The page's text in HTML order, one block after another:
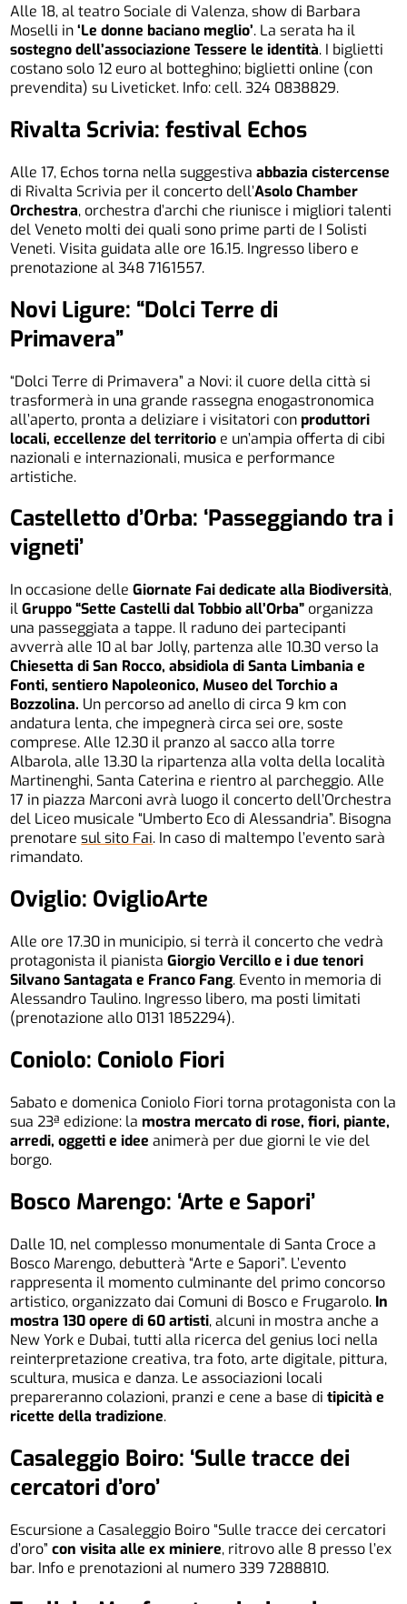
Alle 18, al teatro Sociale di Valenza, show di Barbara
Moselli in‘Le donne baciano meglio’. La serata ha il
sostegno dell’associazione Tessere le identità. I biglietti
costano solo 12 euro al botteghino; biglietti online (con
prevendita) su Liveticket. Info: cell. 324 0838829.
Rivalta Scrivia: festival Echos
Alle 17, Echos torna nella suggestivaabbazia cistercense
di Rivalta Scrivia per il concerto dell’Asolo Chamber
Orchestra, orchestra d’archi che riunisce i migliori talenti
del Veneto molti dei quali sono prime parti de I Solisti
Veneti. Visita guidata alle ore 16.15. Ingresso libero e
prenotazione al 348 7161557.
Novi Ligure: “Dolci Terre di
Primavera”
“Dolci Terre di Primavera” a Novi: il cuore della città si
trasformerà in una grande rassegna enogastronomica
all’aperto, pronta a deliziare i visitatori conproduttori
locali, eccellenze del territorio e un’ampia offerta di cibi
nazionali e internazionali, musica e performance
artistiche.
Castelletto d’Orba: ‘Passeggiando tra i
vigneti’
In occasione delleGiornate Fai dedicate alla Biodiversità,
ilGruppo “Sette Castelli dal Tobbio all’Orba” organizza
una passeggiata a tappe. Il raduno dei partecipanti
avverrà alle 10 al bar Jolly, partenza alle 10.30 verso la
Chiesetta di San Rocco, absidiola di Santa Limbania e
Fonti, sentiero Napoleonico, Museo del Torchio a
Bozzolina. Un percorso ad anello di circa 9 km con
andatura lenta, che impegnerà circa sei ore, soste
comprese. Alle 12.30 il pranzo al sacco alla torre
Albarola, alle 13.30 la ripartenza alla volta della località
Martinenghi, Santa Caterina e rientro al parcheggio. Alle
17 in piazza Marconi avrà luogo il concerto dell’Orchestra
del Liceo musicale “Umberto Eco di Alessandria”. Bisogna
prenotaresul sito Fai. In caso di maltempo l’evento sarà
rimandato.
Oviglio: OviglioArte
Alle ore 17.30 in municipio, si terrà il concerto che vedrà
protagonista il pianista Giorgio Vercillo e i due tenori
Silvano Santagata e Franco Fang. Evento in memoria di
Alessandro Taulino. Ingresso libero, ma posti limitati
(prenotazione allo 0131 1852294).
Coniolo: Coniolo Fiori
Sabato e domenica Coniolo Fiori torna protagonista con la
sua 23ª edizione: lamostra mercato di rose, fiori, piante,
arredi, oggetti e idee animerà per due giorni le vie del
borgo.
Bosco Marengo: ‘Arte e Sapori’
Dalle 10, nel complesso monumentale di Santa Croce a
Bosco Marengo, debutterà “Arte e Sapori”. L’evento
rappresenta il momento culminante del primo concorso
artistico, organizzato dai Comuni di Bosco e Frugarolo. In
mostra 130 opere di 60 artisti, alcuni in mostra anche a
New York e Dubai, tutti alla ricerca del genius loci nella
reinterpretazione creativa, tra foto, arte digitale, pittura,
scultura, musica e danza. Le associazioni locali
prepareranno colazioni, pranzi e cene a base ditipicità e
ricette della tradizione.
Casaleggio Boiro: ‘Sulle tracce dei
cercatori d’oro’
Escursione a Casaleggio Boiro “Sulle tracce dei cercatori
d’oro”con visita alle ex miniere, ritrovo alle 8 presso l’ex
bar. Info e prenotazioni al numero 339 7288810.